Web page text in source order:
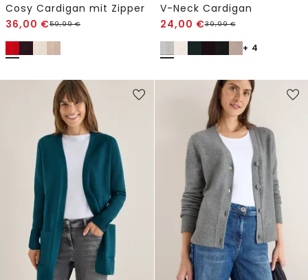
Cosy Cardigan mit Zipper
36,00 €59,99€
V-Neck Cardigan
24,00 €39,99€
+ 4